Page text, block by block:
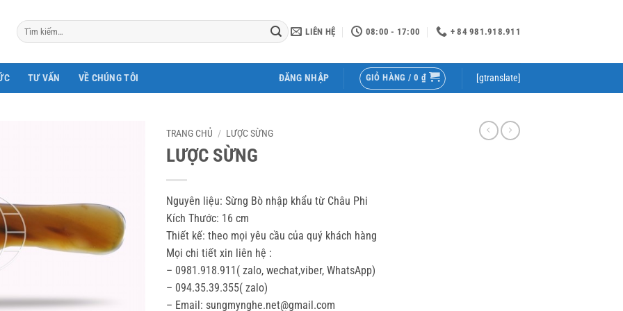
Tìm
kiếm:
LIÊN HỆ 08:00 - 17:00 + 84 981.918.911
TƯ VẤN VỀ CHÚNG TÔI ĐĂNG NHẬP GIỎ HÀNG / 0 ₫ [gtranslate]
TRANG CHỦ / LƯỢC SỪNG
LƯỢC SỪNG
Nguyên liệu: Sừng Bò nhập khẩu từ Châu Phi
Kích Thước: 16 cm
Thiết kế: theo mọi yêu cầu của quý khách hàng
Mọi chi tiết xin liên hệ :
– 0981.918.911( zalo, wechat,viber, WhatsApp)
– 094.35.39.355( zalo)
– Email: sungmynghe.net@gmail.com